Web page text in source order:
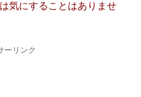
気にすることはありませ
ーリンク